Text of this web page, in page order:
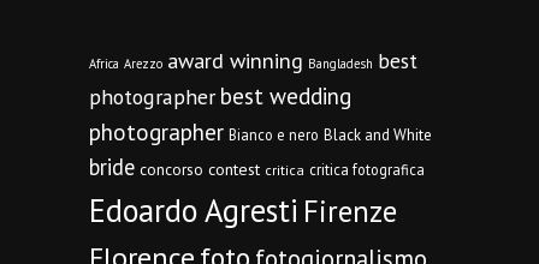
Africa Arezzo award winning Bangladesh best
photographer best wedding
photographer Bianco e nero Black and White
bride concorso contest critica critica fotografica
Edoardo Agresti Firenze